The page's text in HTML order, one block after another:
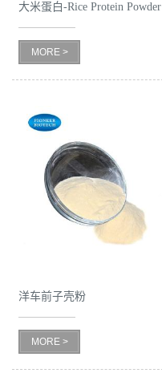
大米蛋白-Rice Protein Powder
MORE >
洋车前子壳粉
MORE >